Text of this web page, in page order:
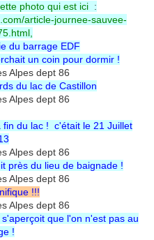
photo qui est ici:
article-journee-sauvee-
,
du barrage EDF
un coin pour dormir !
du lac de Castillon
du lac ! c'était le 21 Juillet
près du lieu de baignade !
!!!
que l'on n'est pas au
!